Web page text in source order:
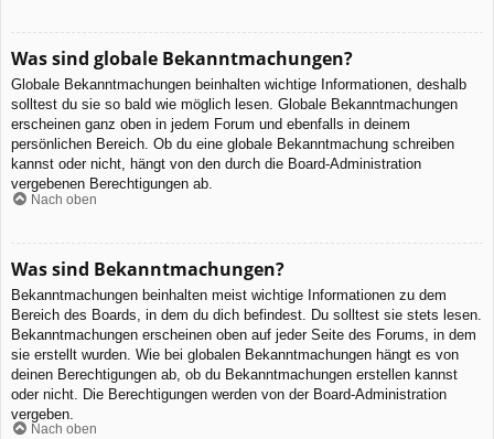
Was sind globale Bekanntmachungen?
Globale Bekanntmachungen beinhalten wichtige Informationen, deshalb
solltest du sie so bald wie möglich lesen. Globale Bekanntmachungen
erscheinen ganz oben in jedem Forum und ebenfalls in deinem
persönlichen Bereich. Ob du eine globale Bekanntmachung schreiben
kannst oder nicht, hängt von den durch die Board-Administration
vergebenen Berechtigungen ab.
Nach oben
Was sind Bekanntmachungen?
Bekanntmachungen beinhalten meist wichtige Informationen zu dem
Bereich des Boards, in dem du dich befindest. Du solltest sie stets lesen.
Bekanntmachungen erscheinen oben auf jeder Seite des Forums, in dem
sie erstellt wurden. Wie bei globalen Bekanntmachungen hängt es von
deinen Berechtigungen ab, ob du Bekanntmachungen erstellen kannst
oder nicht. Die Berechtigungen werden von der Board-Administration
vergeben.
Nach oben